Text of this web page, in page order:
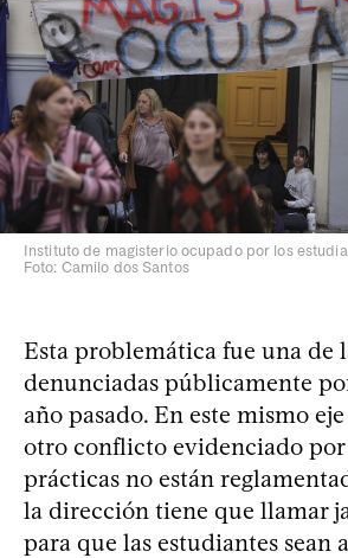
Instituto de magisterio ocupado por los
Foto: Camilo dos Santos
Esta problemática fue una de
denunciadas públicamente
año pasado. En este mismo
otro conflicto evidenciado por
prácticas no están
la dirección tiene que llamar
para que las estudiantes sean